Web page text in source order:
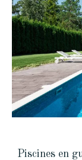
Piscines en